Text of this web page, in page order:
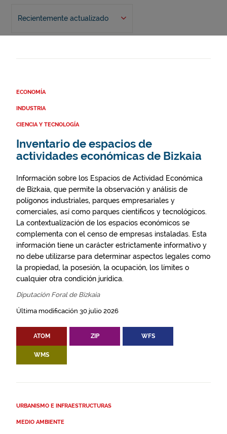
Recientemente actualizado
ECONOMÍA
INDUSTRIA
CIENCIA Y TECNOLOGÍA
Inventario de espacios de
actividades económicas de Bizkaia
Información sobre los Espacios de Actividad Económica
de Bizkaia, que permite la observación y análisis de
polígonos industriales, parques empresariales y
comerciales, así como parques científicos y tecnológicos.
La contextualización de los espacios económicos se
complementa con el censo de empresas instaladas. Esta
información tiene un carácter estrictamente informativo y
no debe utilizarse para determinar aspectos legales como
la propiedad, la posesión, la ocupación, los límites o
cualquier otra condición jurídica.
Diputación Foral de Bizkaia
Última modificación 30 julio 2026
ATOM ZIP WFS
WMS
URBANISMO E INFRAESTRUCTURAS
MEDIO AMBIENTE